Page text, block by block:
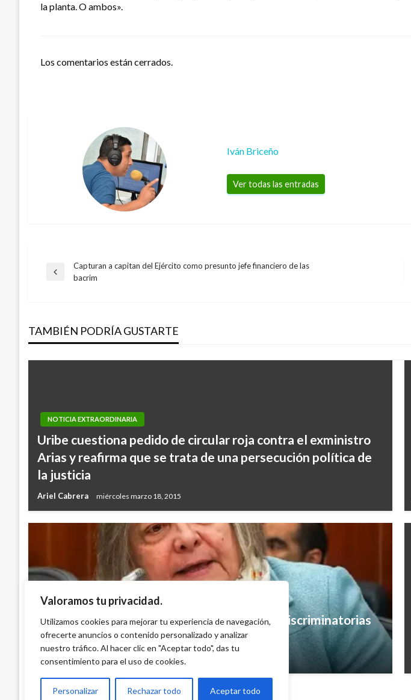
Valoramos tu privacidad.
Utilizamos cookies para mejorar tu experiencia de navegación,
ofrecerte anuncios o contenido personalizado y analizar
nuestro tráfico. Al hacer clic en "Aceptar todo", das tu
consentimiento para el uso de cookies.
Personalizar Rechazar todo Aceptar todo
la planta. O ambos».
Los comentarios están cerrados.
Iván Briceño
Ver todas las entradas
Navegación
entradas
Entrada
Capturan a capitan del Ejército como presunto jefe financiero de las
bacrim
TAMBIÉN PODRÍA GUSTARTE
NOTICIA EXTRAORDINARIA
Uribe cuestiona pedido de circular roja contra el exministro
Arias y reafirma que se trata de una persecución política de
la justicia
Ariel Cabrera miércoles marzo 18, 2015
BOGOTÁ
Desde Concejo rechazan las declaraciones discriminatorias
de Clara López
Iván Briceño viernes junio 2, 2023